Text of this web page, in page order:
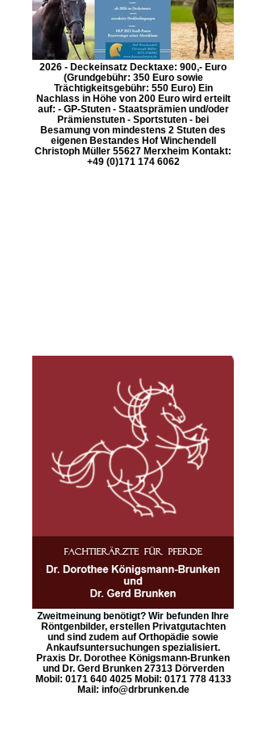
2026 - Deckeinsatz Decktaxe: 900,- Euro
(Grundgebühr: 350 Euro sowie
Trächtigkeitsgebühr: 550 Euro) Ein
Nachlass in Höhe von 200 Euro wird erteilt
auf: - GP-Stuten - Staatsprämien und/oder
Prämienstuten - Sportstuten - bei
Besamung von mindestens 2 Stuten des
eigenen Bestandes Hof Winchendell
Christoph Müller 55627 Merxheim Kontakt:
+49 (0)171 174 6062
Zweitmeinung benötigt? Wir befunden Ihre
Röntgenbilder, erstellen Privatgutachten
und sind zudem auf Orthopädie sowie
Ankaufsuntersuchungen spezialisiert.
Praxis Dr. Dorothee Königsmann-Brunken
und Dr. Gerd Brunken 27313 Dörverden
Mobil: 0171 640 4025 Mobil: 0171 778 4133
Mail: info@drbrunken.de